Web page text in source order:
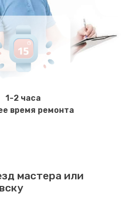
600 руб.
ТЭНа
800 руб.
гидросистемы
820 руб.
1-2 часа
время ремонта
мастера или